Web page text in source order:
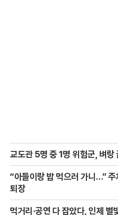
교도관 5명 중 1명 위험군, 벼랑
“아들이랑 밥 먹으러 가니…” 주
퇴장
먹거리·공연 다 잡았다, 인제 별